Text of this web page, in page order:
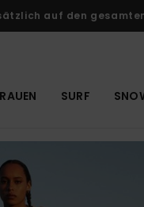
auf den
SURF